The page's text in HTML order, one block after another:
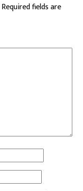
Required fields are